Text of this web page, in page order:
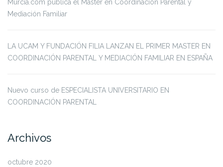
Murcia.com publica el Máster en Coordinación Parental y
Mediación Familiar
LA UCAM Y FUNDACIÓN FILIA LANZAN EL PRIMER MASTER EN
COORDINACIÓN PARENTAL Y MEDIACIÓN FAMILIAR EN ESPAÑA
Nuevo curso de ESPECIALISTA UNIVERSITARIO EN
COORDINACIÓN PARENTAL
Archivos
octubre 2020